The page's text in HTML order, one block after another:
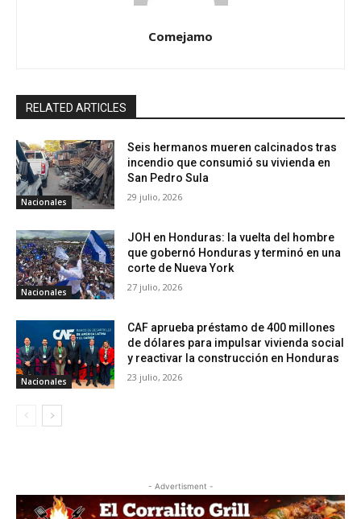
Comejamo
RELATED ARTICLES
Nacionales
Seis hermanos mueren calcinados tras
incendio que consumió su vivienda en
San Pedro Sula
29 julio, 2026
Nacionales
JOH en Honduras: la vuelta del hombre
que gobernó Honduras y terminó en una
corte de Nueva York
27 julio, 2026
Nacionales
CAF aprueba préstamo de 400 millones
de dólares para impulsar vivienda social
y reactivar la construcción en Honduras
23 julio, 2026
- Advertisment -